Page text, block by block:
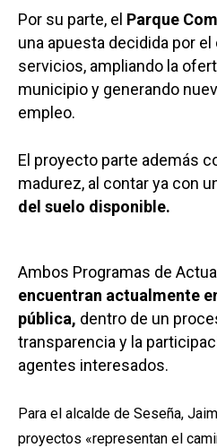
Por su parte, el Parque
una apuesta decidida por
servicios, ampliando la
municipio y generando
empleo.
El proyecto parte además
madurez, al contar ya con
del suelo disponible.
Ambos Programas de
encuentran actualmente
pública, dentro de un
transparencia y la
agentes interesados.
Para el alcalde de Seseña,
proyectos «representan el